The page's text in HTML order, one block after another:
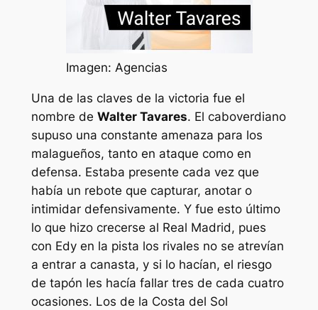
Imagen: Agencias
Una de las claves de la victoria fue el
nombre de Walter Tavares. El caboverdiano
supuso una constante amenaza para los
malagueños, tanto en ataque como en
defensa. Estaba presente cada vez que
había un rebote que capturar, anotar o
intimidar defensivamente. Y fue esto último
lo que hizo crecerse al Real Madrid, pues
con Edy en la pista los rivales no se atrevían
a entrar a canasta, y si lo hacían, el riesgo
de tapón les hacía fallar tres de cada cuatro
ocasiones. Los de la Costa del Sol